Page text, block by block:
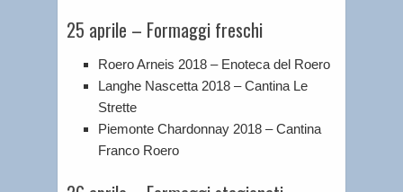
25 aprile – Formaggi freschi
Roero Arneis 2018 – Enoteca del Roero
Langhe Nascetta 2018 – Cantina Le
Strette
Piemonte Chardonnay 2018 – Cantina
Franco Roero